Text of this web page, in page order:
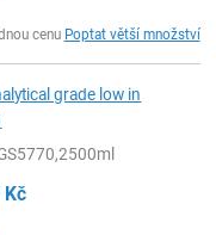
cenu Poptat větší množství
grade low in
Kč